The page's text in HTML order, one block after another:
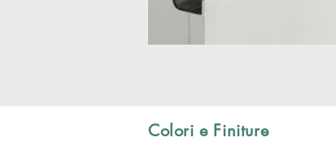
Colori e Finiture